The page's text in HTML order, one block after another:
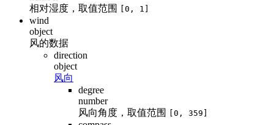
相对湿度，取值范围
[0, 1]
wind
object
风的数据
direction
object
风向
degree
number
风向角度，取值范围
[0, 359]